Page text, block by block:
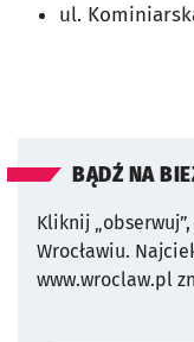
ul.
BĄDŹ NA
Kliknij
Wrocławiu.
www.wroclaw.pl